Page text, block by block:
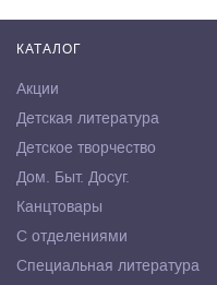
КАТАЛОГ
Акции
Детская литература
Детское творчество
Дом. Быт. Досуг.
Канцтовары
С отделениями
Специальная литература